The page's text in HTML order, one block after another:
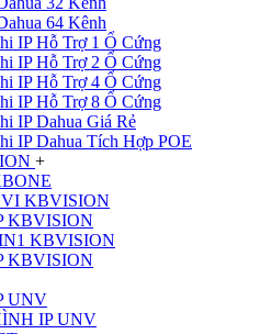
64 Kênh
IP Hỗ Trợ 1 Ổ Cứng
IP Hỗ Trợ 2 Ổ Cứng
IP Hỗ Trợ 4 Ổ Cứng
IP Hỗ Trợ 8 Ổ Cứng
IP Dahua Giá Rẻ
IP Dahua Tích Hợp POE
+
KBVISION
KBVISION
KBVISION
KBVISION
UNV
IP UNV